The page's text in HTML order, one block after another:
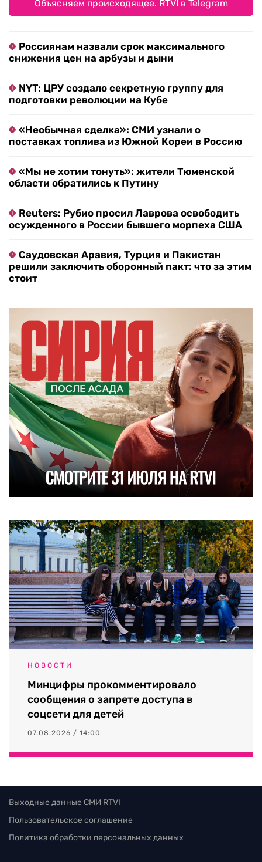
Объясняем происходящее. RTVI в Telegram
Россиянам назвали срок максимального
снижения цен на арбузы и дыни
NYT: ЦРУ создало секретную группу для
подготовки революции на Кубе
«Необычная сделка»: СМИ узнали о
поставках топлива из Южной Кореи в Россию
«Мы не хотим тонуть»: жители Тюменской
области обратились к Путину
Reuters: Рубио просил Лаврова освободить
осужденного в России бывшего морпеха США
Саудовская Аравия, Турция и Пакистан
решили заключить оборонный пакт: что за этим
стоит
НОВОСТИ
Минцифры прокомментировало
сообщения о запрете доступа в
соцсети для детей
07.08.2026 / 14:00
Выходные данные СМИ RTVI
Пользовательское соглашение
Политика обработки персональных данных